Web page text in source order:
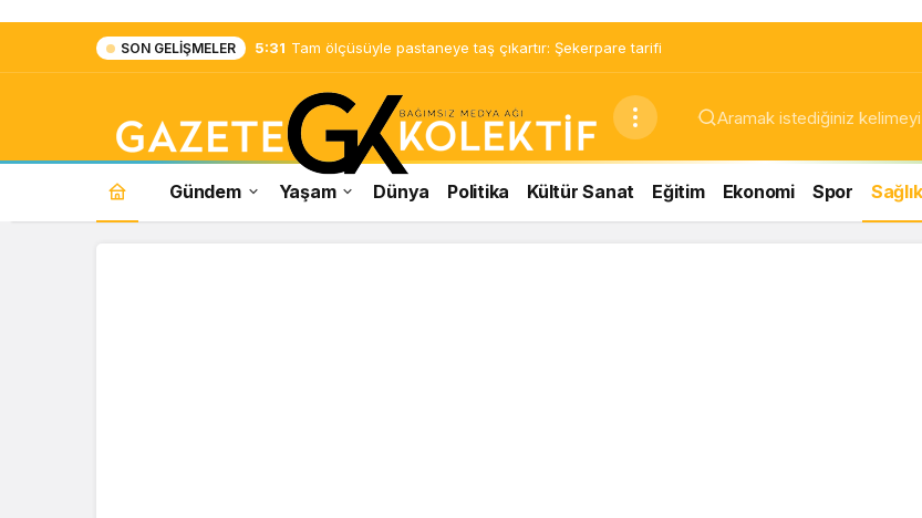
SON GELIŞMELER 5:31 Tam ölçüsüyle pastaneye taş çıkartır: Şekerpare tarifi
Gündem Yaşam Dünya Politika Kültür Sanat Eğitim Ekonomi Spor Sağlık